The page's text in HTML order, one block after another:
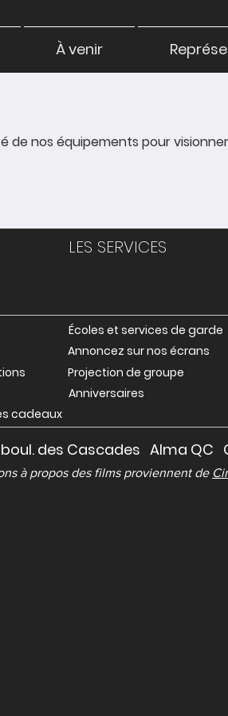
À venir
de nos équipements pour
LES SERVICES
Écoles et services de garde
Annoncez sur nos écrans
Projection de groupe
Anniversaires
cadeaux
des Cascades Alma QC
à propos des films proviennent de